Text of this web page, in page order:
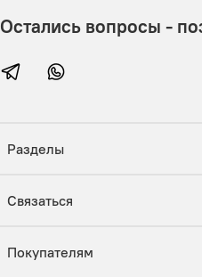
Разделы
Связаться
Покупателям
Остались вопросы -